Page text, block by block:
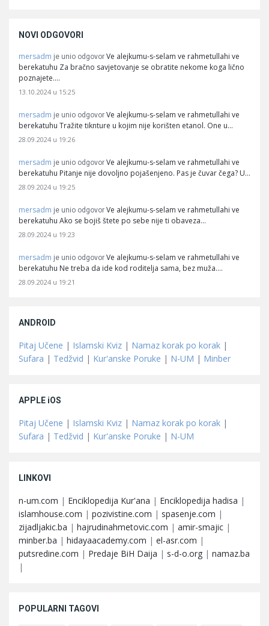
NOVI ODGOVORI
mersadm je unio odgovor Ve alejkumu-s-selam ve rahmetullahi ve
berekatuhu Za bračno savjetovanje se obratite nekome koga lično
poznajete.…
13.10.2024 u 15:25
mersadm je unio odgovor Ve alejkumu-s-selam ve rahmetullahi ve
berekatuhu Tražite tiknture u kojim nije korišten etanol. One u…
28.09.2024 u 19:26
mersadm je unio odgovor Ve alejkumu-s-selam ve rahmetullahi ve
berekatuhu Pitanje nije dovoljno pojašenjeno. Pas je čuvar čega? U…
28.09.2024 u 19:25
mersadm je unio odgovor Ve alejkumu-s-selam ve rahmetullahi ve
berekatuhu Ako se bojiš štete po sebe nije ti obaveza…
28.09.2024 u 19:23
mersadm je unio odgovor Ve alejkumu-s-selam ve rahmetullahi ve
berekatuhu Ne treba da ide kod roditelja sama, bez muža.…
28.09.2024 u 19:21
ANDROID
Pitaj Učene | Islamski Kviz | Namaz korak po korak |
Sufara | Tedžvid | Kur'anske Poruke | N-UM | Minber
APPLE iOS
Pitaj Učene | Islamski Kviz | Namaz korak po korak |
Sufara | Tedžvid | Kur'anske Poruke | N-UM
LINKOVI
n-um.com | Enciklopedija Kur'ana | Enciklopedija hadisa |
islamhouse.com | pozivistine.com | spasenje.com |
zijadljakic.ba | hajrudinahmetovic.com | amir-smajic |
minber.ba | hidayaacademy.com | el-asr.com |
putsredine.com | Predaje BiH Daija | s-d-o.org | namaz.ba
|
POPULARNI TAGOVI